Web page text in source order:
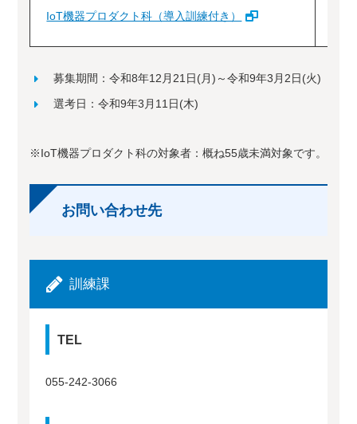
IoT機器プロダクト科（導入訓練付き）
募集期間：令和8年12月21日(月)～令和9年3月2日(火)
選考日：令和9年3月11日(木)
※IoT機器プロダクト科の対象者：概ね55歳未満対象です。
お問い合わせ先
訓練課
TEL
055-242-3066